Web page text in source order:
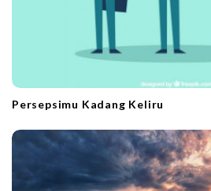
Persepsimu Kadang Keliru